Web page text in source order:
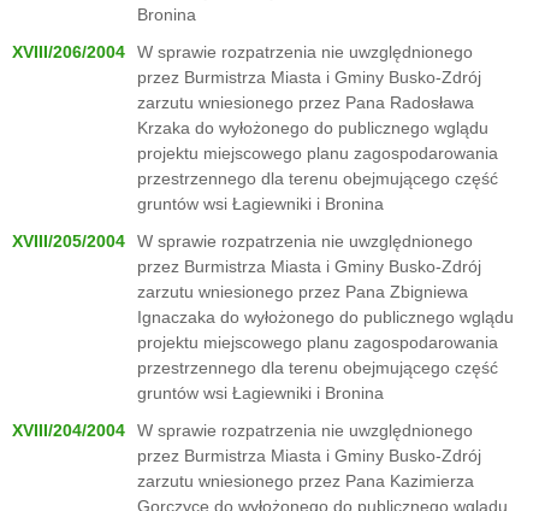
Bronina
XVIII/206/2004
W sprawie rozpatrzenia nie uwzględnionego
przez Burmistrza Miasta i Gminy Busko-Zdrój
zarzutu wniesionego przez Pana Radosława
Krzaka do wyłożonego do publicznego wglądu
projektu miejscowego planu zagospodarowania
przestrzennego dla terenu obejmującego część
gruntów wsi Łagiewniki i Bronina
XVIII/205/2004
W sprawie rozpatrzenia nie uwzględnionego
przez Burmistrza Miasta i Gminy Busko-Zdrój
zarzutu wniesionego przez Pana Zbigniewa
Ignaczaka do wyłożonego do publicznego wglądu
projektu miejscowego planu zagospodarowania
przestrzennego dla terenu obejmującego część
gruntów wsi Łagiewniki i Bronina
XVIII/204/2004
W sprawie rozpatrzenia nie uwzględnionego
przez Burmistrza Miasta i Gminy Busko-Zdrój
zarzutu wniesionego przez Pana Kazimierza
Gorczycę do wyłożonego do publicznego wglądu